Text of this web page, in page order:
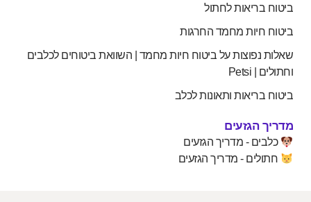
בריאות לחתול
חיות מחמד החרגות
נפוצות על ביטוח חיות מחמד | השוואת ביטוחים לכלבים
בריאות ותאונות לכלב
הגזעים
- מדריך הגזעים
- מדריך הגזעים